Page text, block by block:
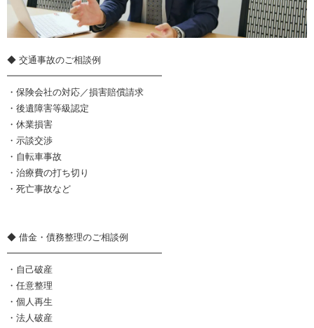
◆ 交通事故のご相談例
━━━━━━━━━━━━━━━━━
・保険会社の対応／損害賠償請求
・後遺障害等級認定
・休業損害
・示談交渉
・自転車事故
・治療費の打ち切り
・死亡事故など
◆ 借金・債務整理のご相談例
━━━━━━━━━━━━━━━━━
・自己破産
・任意整理
・個人再生
・法人破産